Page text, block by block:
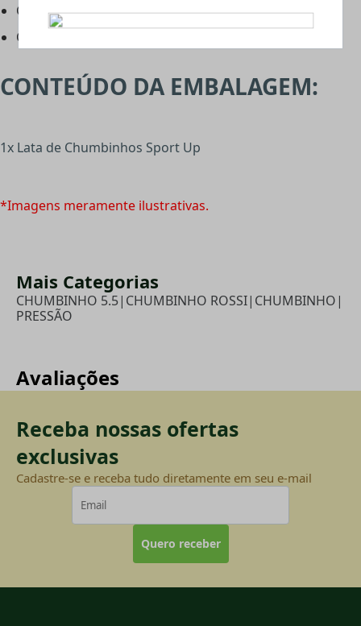
Compatibilidade: Carabinas de pressão
Quantidade: 100 Unidades
CONTEÚDO DA EMBALAGEM:
1x Lata de Chumbinhos Sport Up
*Imagens meramente ilustrativas.
Mais Categorias
CHUMBINHO 5.5| CHUMBINHO ROSSI| CHUMBINHO|
PRESSÃO
Avaliações
Receba nossas ofertas
exclusivas
Cadastre-se e receba tudo diretamente em seu e-mail
Quero receber